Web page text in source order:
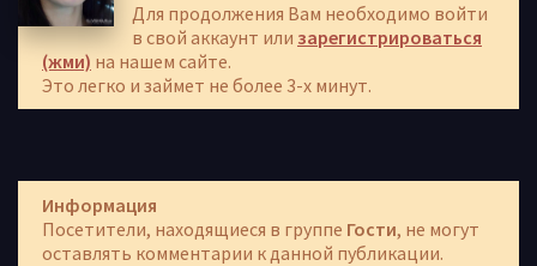
Для продолжения Вам необходимо войти
в свой аккаунт или зарегистрироваться
(жми) на нашем сайте.
Это легко и займет не более 3-х минут.
Информация
Посетители, находящиеся в группе Гости, не могут
оставлять комментарии к данной публикации.